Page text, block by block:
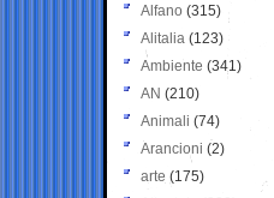
Alfano (315)
Alitalia (123)
Ambiente (341)
AN (210)
Animali (74)
Arancioni (2)
arte (175)